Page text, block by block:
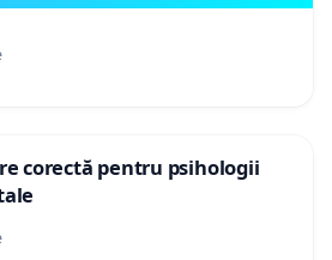
corectă pentru psihologii